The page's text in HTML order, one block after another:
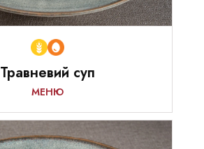
Травневий суп
МЕНЮ